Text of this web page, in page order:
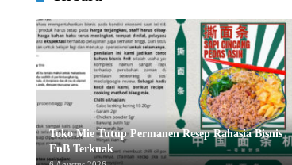
Toko Mie Tutup Permanen Resep Rahasia Bisnis
FnB Terkuak